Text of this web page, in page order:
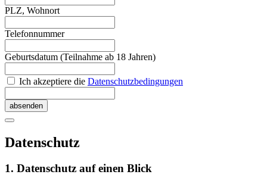
PLZ, Wohnort
Telefonnummer
Geburtsdatum (Teilnahme ab 18 Jahren)
Ich akzeptiere die Datenschutzbedingungen
Datenschutz
1. Datenschutz auf einen Blick